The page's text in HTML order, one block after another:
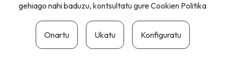
gehiago nahi baduzu, kontsultatu gureCookien Politika
Onartu Ukatu Konfiguratu